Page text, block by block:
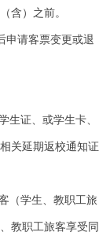
含）之前。
申请客票变更或退
证、或学生卡、
关延期返校通知证
（学生、教职工旅
教职工旅客享受同